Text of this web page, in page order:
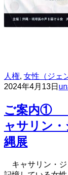
人権, 女性（ジェ
2024年4月13日
ご案内①
ャサリン
縄展
キャサリン・